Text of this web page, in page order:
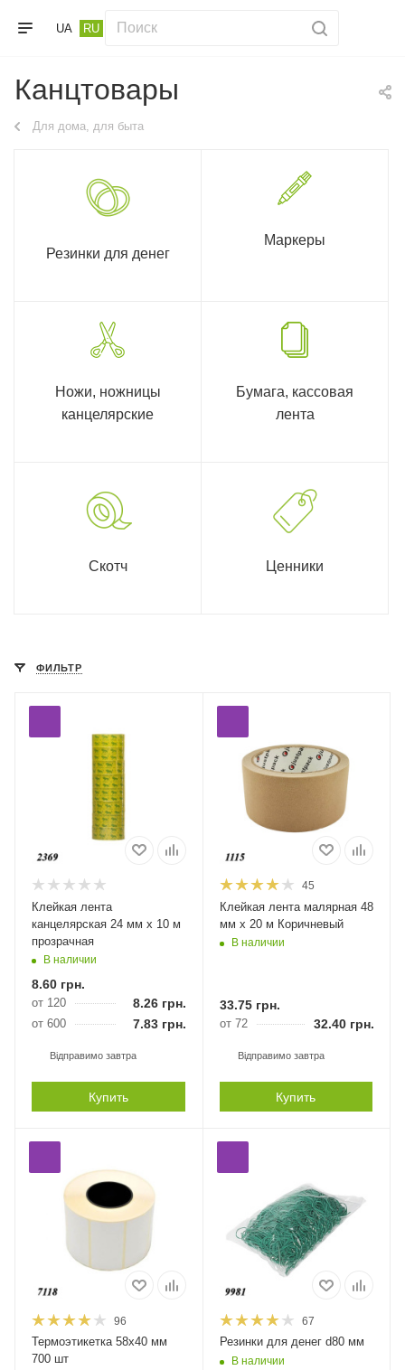
UA RU
Канцтовары
Для дома, для быта
Резинки для денег
Маркеры
Ножи, ножницы
канцелярские
Бумага, кассовая
лента
Скотч Ценники
ФИЛЬТР
Клейкая лента
канцелярская 24 мм х 10 м
прозрачная
В наличии
8.60 грн.
от 120 8.26грн.
от 600 7.83грн.
Відправимо завтра
Купить
45
Клейкая лента малярная 48
мм х 20 м Коричневый
В наличии
33.75грн.
от 72 32.40грн.
Відправимо завтра
Купить
96
Термоэтикетка 58х40 мм
700 шт
67
Резинки для денег d80 мм
В наличии